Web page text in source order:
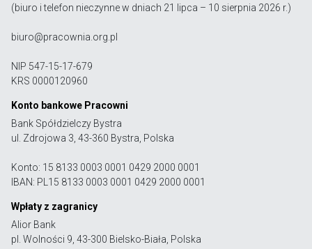
(biuro i telefon nieczynne w dniach 21 lipca – 10 sierpnia 2026 r.)
biuro@pracownia.org.pl
NIP 547-15-17-679
KRS 0000120960
Konto bankowe Pracowni
Bank Spółdzielczy Bystra
ul. Zdrojowa 3, 43-360 Bystra, Polska
Konto: 15 8133 0003 0001 0429 2000 0001
IBAN: PL15 8133 0003 0001 0429 2000 0001
Wpłaty z zagranicy
Alior Bank
pl. Wolności 9, 43-300 Bielsko-Biała, Polska